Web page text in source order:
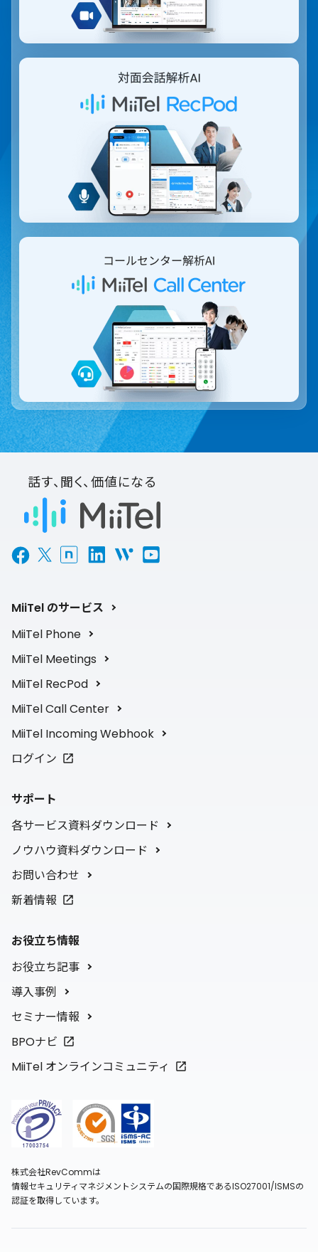
話す、聞く、価値になる
MiiTel のサービス
MiiTel Phone
MiiTel Meetings
MiiTel RecPod
MiiTel Call Center
MiiTel Incoming Webhook
ログイン
サポート
各サービス資料ダウンロード
ノウハウ資料ダウンロード
お問い合わせ
新着情報
お役立ち情報
お役立ち記事
導入事例
セミナー情報
BPOナビ
MiiTel オンラインコミュニティ
株式会社RevCommは
情報セキュリティマネジメントシステムの国際規格であるISO27001/ISMSの
認証を取得しています。